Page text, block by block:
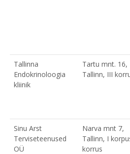
Tallinna
Endokrinoloogia
kliinik
Tartu mnt. 16,
Tallinn, III
Sinu Arst
Terviseteenused
OÜ
Narva mnt 7,
Tallinn, I
korrus